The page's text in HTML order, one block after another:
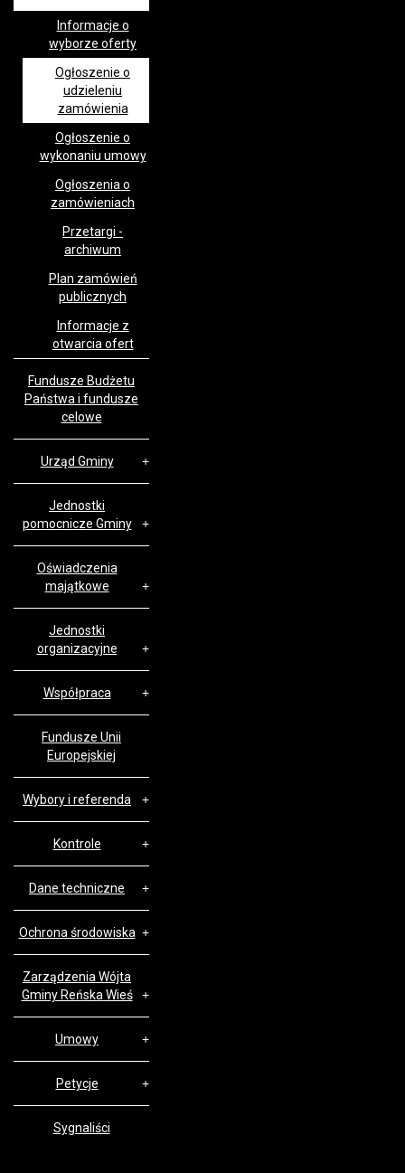
Informacje o
wyborze oferty
Ogłoszenie o
udzieleniu
zamówienia
Ogłoszenie o
wykonaniu umowy
Ogłoszenia o
zamówieniach
Przetargi -
archiwum
Plan zamówień
publicznych
Informacje z
otwarcia ofert
Fundusze Budżetu
Państwa i fundusze
celowe
Urząd Gminy
Jednostki
pomocnicze Gminy
Oświadczenia
majątkowe
Jednostki
organizacyjne
Współpraca
Fundusze Unii
Europejskiej
Wybory i referenda
Kontrole
Dane techniczne
Ochrona środowiska
Zarządzenia Wójta
Gminy Reńska Wieś
Umowy
Petycje
Sygnaliści